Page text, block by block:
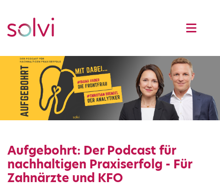
Aufgebohrt: Der Podcast für
nachhaltigen Praxiserfolg - Für
Zahnärzte und KFO